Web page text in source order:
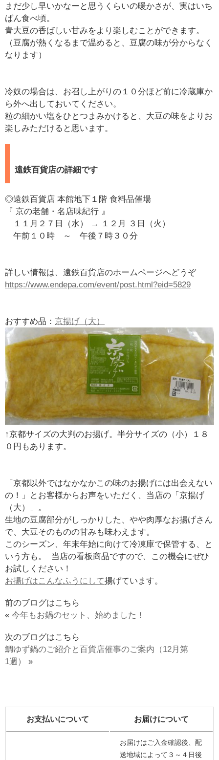
まだ少し早いかなーと思うくらいの暖かさが、実はいち
ばん食べ頃。
青大豆の香ばしい甘みをより楽しむことができます。
（豆腐が熱くなるまで温めると、豆腐の味が分からなく
なります）
冷奴の場合は、お召し上がりの１０分ほど前に冷蔵庫か
ら外へ出しておいてください。
粒の細かい塩をひとつまみかけると、大豆の味をよりお
楽しみただけると思います。
遠鉄百貨店の詳細です
◎遠鉄百貨店 本館地下１階 食料品催場
『 京の老舗・名店味紀行 』
１１月２７日（水） → １２月 ３日（火）
午前１０時 ～ 午後７時３０分
詳しい情報は、遠鉄百貨店のホームページへどうぞ
https://www.endepa.com/event/post.html?eid=5829
おすすめ品： 京揚げ（大）
↑京都サイズの大判のお揚げ。半分サイズの（小）１８
０円もあります。
「京都以外ではなかなかこの味のお揚げには出会えない
の！」とお客様からお声をいただく、当店の「京揚げ
（大）」。
生地の豆腐部分がしっかりした、やや肉厚なお揚げさん
で、大豆そのものの甘みも味わえます。
このシーズン、年末年始に向けて冷凍庫で保管する、と
いう方も。 当店の看板商品ですので、この機会にぜひ
お試しください！
お揚げはこんなふうにして揚げています。
前のブログはこちら
« 今年もお鍋のセット、始めました！
次のブログはこちら
鯛ゆず鍋のご紹介と百貨店催事のご案内（12月第
1週）
»
お支払いについて お届けについて
お届けはご入金確認後、配
送地域によって３～４日後